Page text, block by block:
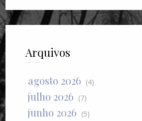
Arquivos
agosto 2026 (4)
julho 2026 (7)
junho 2026 (5)